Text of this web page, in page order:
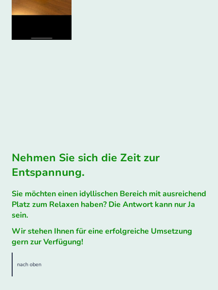
Nehmen Sie sich die Zeit zur
Entspannung.
Sie möchten einen idyllischen Bereich mit ausreichend
Platz zum Relaxen haben? Die Antwort kann nur Ja
sein.
Wir stehen Ihnen für eine erfolgreiche Umsetzung
gern zur Verfügung!
nach oben